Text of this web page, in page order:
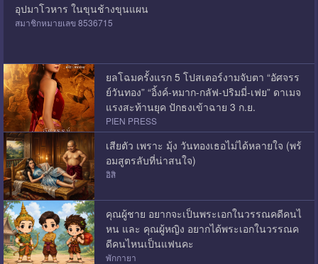
อุปมาโวหาร ในขุนช้างขุนแผน
สมาชิกหมายเลข 8536715
ยลโฉมครั้งแรก 5 โปสเตอร์งามจับตา “อัศจรร
ย์วันทอง” “อิ้งค์-หมาก-กลัฟ-ปริมมี่-เฟย” ดาเมจ
แรงสะท้านยุค ปักธงเข้าฉาย 3 ก.ย.
PIEN PRESS
เสียตัว เพราะ มุ้ง วันทองเธอไม่ได้หลายใจ (พร้
อมสูตรลับที่น่าสนใจ)
อิสิ
คุณผู้ชาย อยากจะเป็นพระเอกในวรรณคดีคนไ
หน และ คุณผู้หญิง อยากได้พระเอกในวรรณค
ดีคนไหนเป็นแฟนคะ
พักกายา